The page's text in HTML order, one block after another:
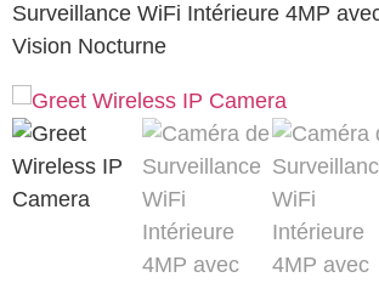
Surveillance WiFi Intérieure 4MP
Vision Nocturne